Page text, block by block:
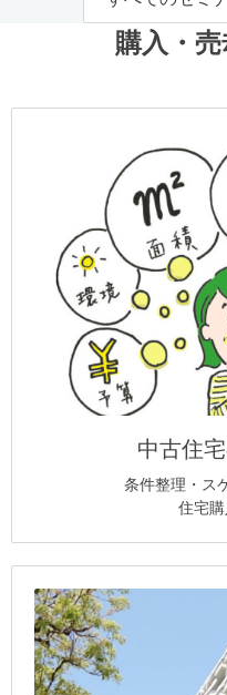
購入・
中古住
条件整理・ス
住宅